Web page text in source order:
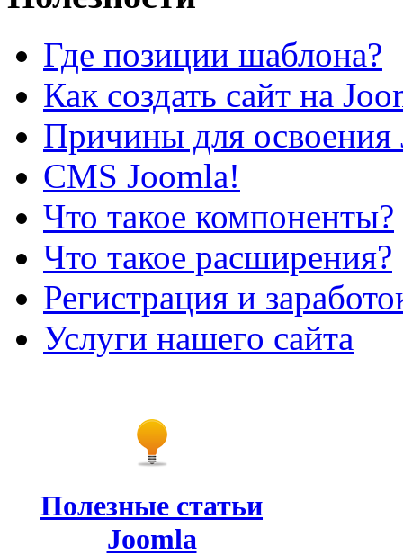
Где позиции шаблона?
Как создать сайт на
Причины для освоения
CMS Joomla!
Что такое компоненты?
Что такое расширения?
Регистрация и
Услуги нашего сайта
Полезные статьи
Joomla